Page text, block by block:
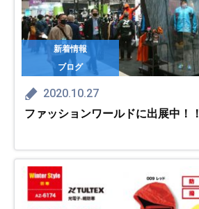
新着情報
ブログ
2020.10.27
ファッションワールドに出展中！！